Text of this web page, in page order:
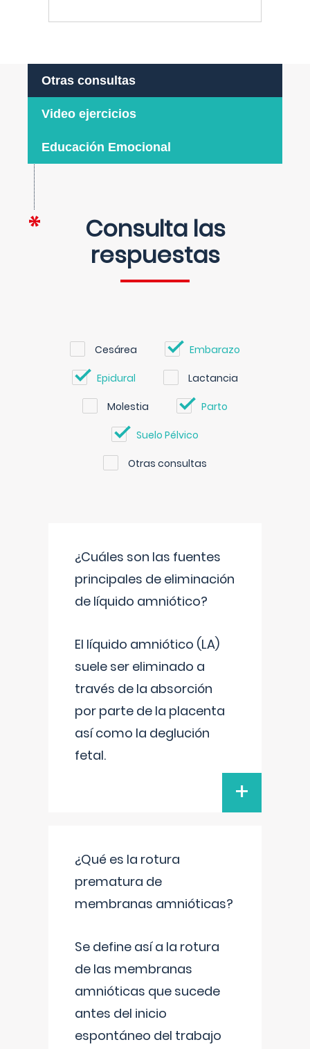
Otras consultas
Video ejercicios
Educación Emocional
Consulta las
respuestas
Cesárea Embarazo
Epidural Lactancia
Molestia Parto
Suelo Pélvico
Otras consultas
¿Cuáles son las fuentes
principales de eliminación
de líquido amniótico?
El líquido amniótico (LA)
suele ser eliminado a
través de la absorción
por parte de la placenta
así como la deglución
fetal.
+
¿Qué es la rotura
prematura de
membranas amnióticas?
Se define así a la rotura
de las membranas
amnióticas que sucede
antes del inicio
espontáneo del trabajo